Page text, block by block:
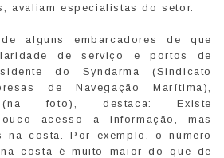
avaliam especialistas do setor.
alguns embarcadores de que
de serviço e portos de
do Syndarma (Sindicato
de Navegação Marítima),
foto), destaca: Existe
acesso a informação, mas
na costa. Por exemplo, o número
costa é muito maior do que de